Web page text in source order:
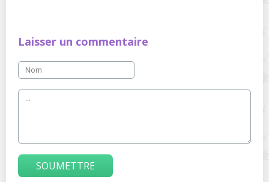
Laisser un commentaire
SOUMETTRE